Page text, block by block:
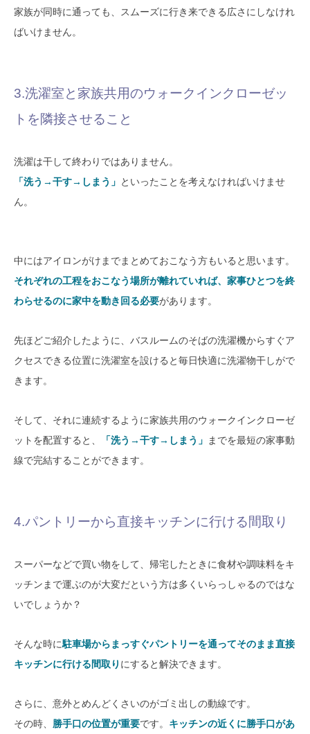
家族が同時に通っても、スムーズに行き来できる広さにしなけれ
ばいけません。
3.洗濯室と家族共用のウォークインクローゼッ
トを隣接させること
洗濯は干して終わりではありません。
「洗う→干す→しまう」 といったことを考えなければいけませ
ん。
中にはアイロンがけまでまとめておこなう方もいると思います。
それぞれの工程をおこなう場所が離れていれば、家事ひとつを終
わらせるのに家中を動き回る必要があります。
先ほどご紹介したように、バスルームのそばの洗濯機からすぐア
クセスできる位置に洗濯室を設けると毎日快適に洗濯物干しがで
きます。
そして、それに連続するように家族共用のウォークインクローゼ
ットを配置すると、
「洗う→干す→しまう」
までを最短の家事動
線で完結することができます。
4.パントリーから直接キッチンに行ける間取り
スーパーなどで買い物をして、帰宅したときに食材や調味料をキ
ッチンまで運ぶのが大変だという方は多くいらっしゃるのではな
いでしょうか？
そんな時に駐車場からまっすぐパントリーを通ってそのまま直接
キッチンに行ける間取り にすると解決できます。
さらに、意外とめんどくさいのがゴミ出しの動線です。
その時、 勝手口の位置が重要です。 キッチンの近くに勝手口があ